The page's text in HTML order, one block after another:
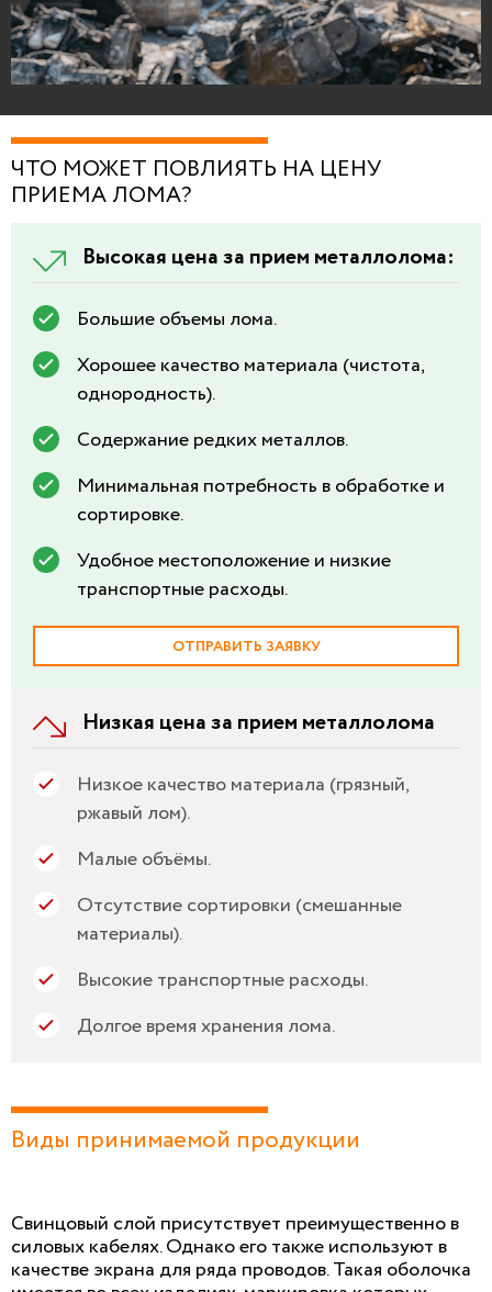
ЧТО МОЖЕТ ПОВЛИЯТЬ НА ЦЕНУ
ПРИЕМА ЛОМА?
Высокая цена за прием металлолома:
Большие объемы лома.
Хорошее качество материала (чистота,
однородность).
Содержание редких металлов.
Минимальная потребность в обработке и
сортировке.
Удобное местоположение и низкие
транспортные расходы.
ОТПРАВИТЬ ЗАЯВКУ
Низкая цена за прием металлолома
Низкое качество материала (грязный,
ржавый лом).
Малые объёмы.
Отсутствие сортировки (смешанные
материалы).
Высокие транспортные расходы.
Долгое время хранения лома.
Виды принимаемой продукции
Свинцовый слой присутствует преимущественно в
силовых кабелях. Однако его также используют в
качестве экрана для ряда проводов. Такая оболочка